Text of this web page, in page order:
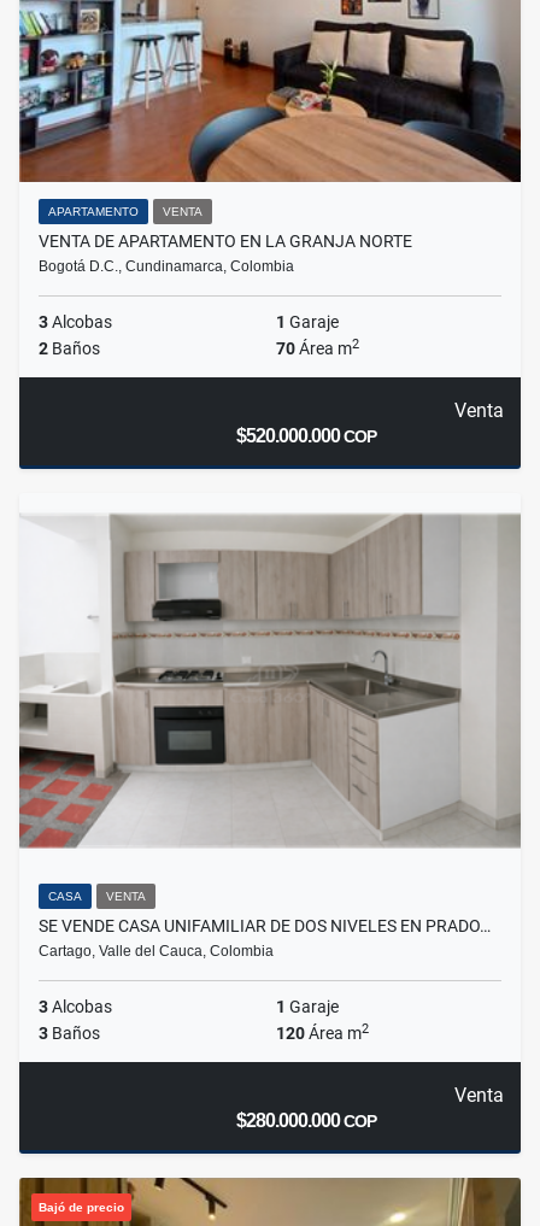
APARTAMENTO VENTA
VENTA DE APARTAMENTO EN LA GRANJA NORTE
Bogotá D.C., Cundinamarca, Colombia
3Alcobas 1 Garaje
2 Baños 70Área m2
Venta
$520.000.000COP
CASA VENTA
SE VENDE CASA UNIFAMILIAR DE DOS NIVELES EN PRADO…
Cartago, Valle del Cauca, Colombia
3Alcobas 1 Garaje
3 Baños 120Área m2
Venta
$280.000.000COP
Bajó de precio